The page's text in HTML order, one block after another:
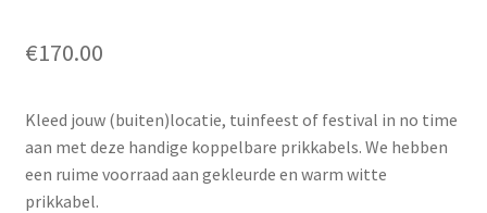
Privacybeleid
€170.00
Kleed jouw (buiten)locatie, tuinfeest of festival in no time
aan met deze handige koppelbare prikkabels. We hebben
een ruime voorraad aan gekleurde en warm witte
prikkabel.